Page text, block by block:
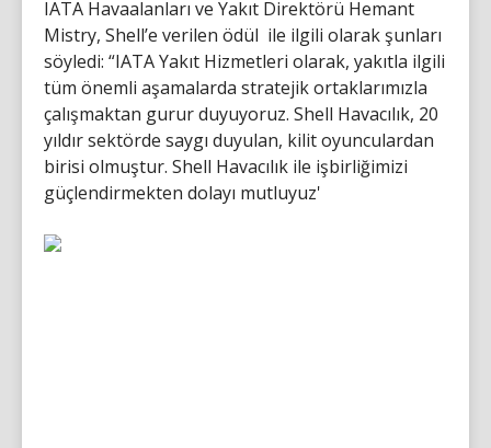
IATA Havaalanları ve Yakıt Direktörü Hemant
Mistry, Shell’e verilen ödül ile ilgili olarak şunları
söyledi: “IATA Yakıt Hizmetleri olarak, yakıtla ilgili
tüm önemli aşamalarda stratejik ortaklarımızla
çalışmaktan gurur duyuyoruz. Shell Havacılık, 20
yıldır sektörde saygı duyulan, kilit oyunculardan
birisi olmuştur. Shell Havacılık ile işbirliğimizi
güçlendirmekten dolayı mutluyuz'